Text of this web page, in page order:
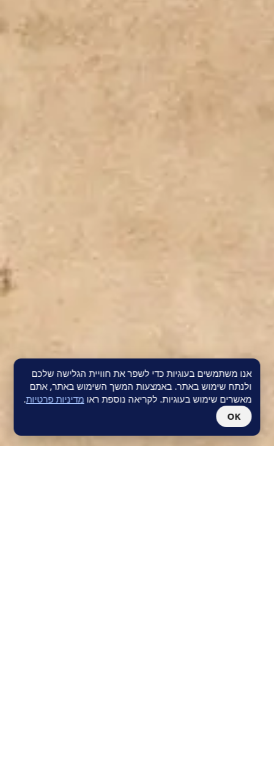
אנו משתמשים בעוגיות כדי לשפר את חוויית הגלישה שלכם
ולנתח שימוש באתר. באמצעות המשך השימוש באתר, אתם
מאשרים שימוש בעוגיות. לקריאה נוספת ראו מדיניות פרטיות.
OK